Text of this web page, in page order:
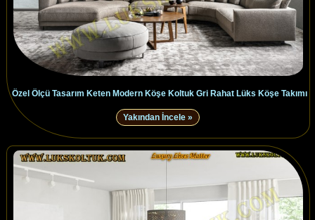
Özel Ölçü Tasarım Keten Modern Köşe Koltuk Gri Rahat Lüks Köşe Takımı
Yakından İncele »